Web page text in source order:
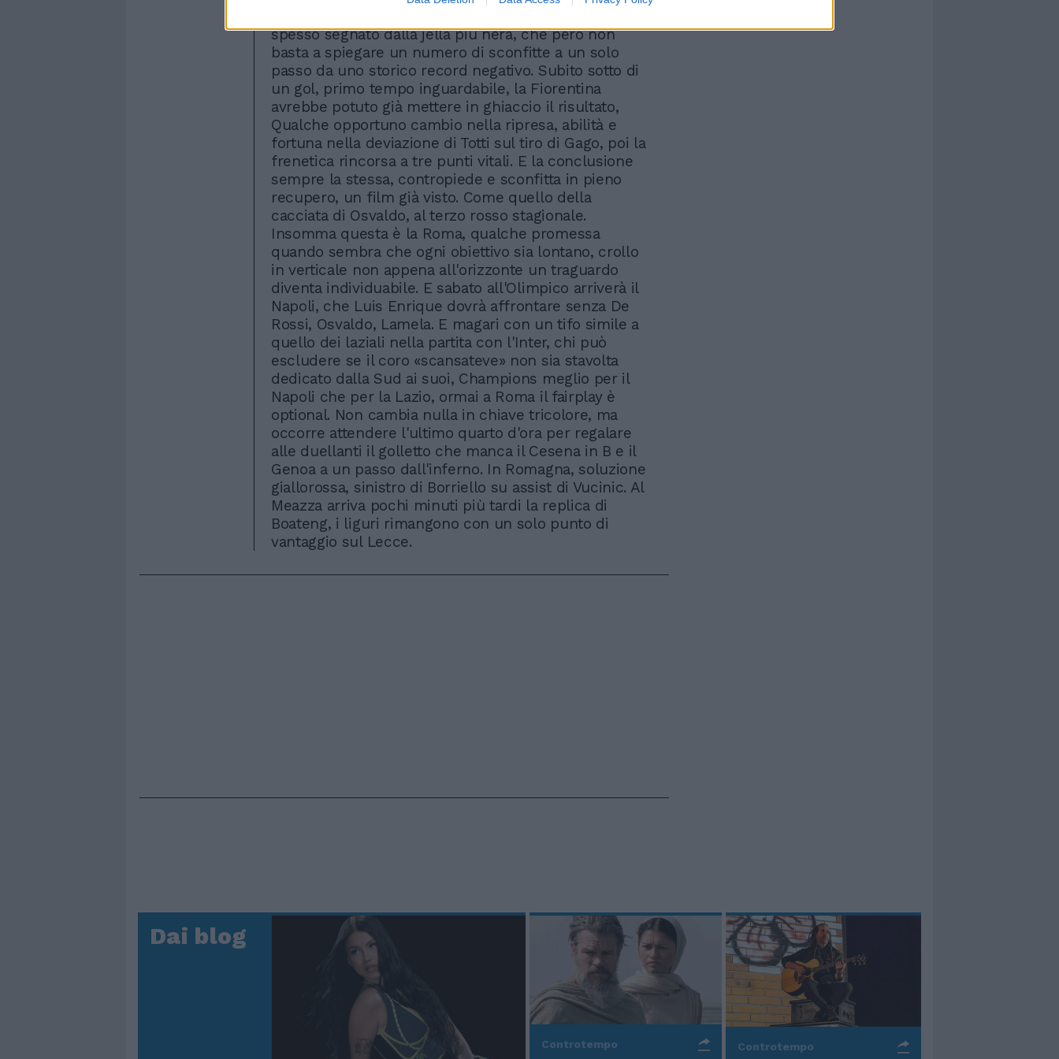
spesso segnato dalla jella più nera, che però non
basta a spiegare un numero di sconfitte a un solo
passo da uno storico record negativo. Subito sotto di
un gol, primo tempo inguardabile, la Fiorentina
avrebbe potuto già mettere in ghiaccio il risultato,
Qualche opportuno cambio nella ripresa, abilità e
fortuna nella deviazione di Totti sul tiro di Gago, poi la
frenetica rincorsa a tre punti vitali. E la conclusione
sempre la stessa, contropiede e sconfitta in pieno
recupero, un film già visto. Come quello della
cacciata di Osvaldo, al terzo rosso stagionale.
Insomma questa è la Roma, qualche promessa
quando sembra che ogni obiettivo sia lontano, crollo
in verticale non appena all'orizzonte un traguardo
diventa individuabile. E sabato all'Olimpico arriverà il
Napoli, che Luis Enrique dovrà affrontare senza De
Rossi, Osvaldo, Lamela. E magari con un tifo simile a
quello dei laziali nella partita con l'Inter, chi può
escludere se il coro «scansateve» non sia stavolta
dedicato dalla Sud ai suoi, Champions meglio per il
Napoli che per la Lazio, ormai a Roma il fairplay è
optional. Non cambia nulla in chiave tricolore, ma
occorre attendere l'ultimo quarto d'ora per regalare
alle duellanti il golletto che manca il Cesena in B e il
Genoa a un passo dall'inferno. In Romagna, soluzione
giallorossa, sinistro di Borriello su assist di Vucinic. Al
Meazza arriva pochi minuti più tardi la replica di
Boateng, i liguri rimangono con un solo punto di
vantaggio sul Lecce.
Dai blog
Controtempo Controtempo